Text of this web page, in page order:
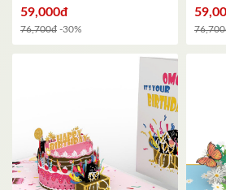
bàn đẹp, quà tặng năm mới,
decor văn phòng
59,000đ
76,700đ -30%
KT